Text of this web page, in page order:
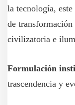
la tecnología,
de
civilizatoria e
Formulación
trascendencia y